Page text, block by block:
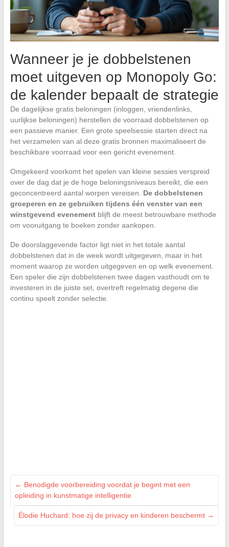
Wanneer je je dobbelstenen
moet uitgeven op Monopoly Go:
de kalender bepaalt de strategie
De dagelijkse gratis beloningen (inloggen, vriendenlinks,
uurlijkse beloningen) herstellen de voorraad dobbelstenen op
een passieve manier. Een grote speelsessie starten direct na
het verzamelen van al deze gratis bronnen maximaliseert de
beschikbare voorraad voor een gericht evenement.
Omgekeerd voorkomt het spelen van kleine sessies verspreid
over de dag dat je de hoge beloningsniveaus bereikt, die een
geconcentreerd aantal worpen vereisen. De dobbelstenen
groeperen en ze gebruiken tijdens één venster van een
winstgevend evenementblijft de meest betrouwbare methode
om vooruitgang te boeken zonder aankopen.
De doorslaggevende factor ligt niet in het totale aantal
dobbelstenen dat in de week wordt uitgegeven, maar in het
moment waarop ze worden uitgegeven en op welk evenement.
Een speler die zijn dobbelstenen twee dagen vasthoudt om te
investeren in de juiste set, overtreft regelmatig degene die
continu speelt zonder selectie.
← Benodigde voorbereiding voordat je begint met een
opleiding in kunstmatige intelligentie
Élodie Huchard: hoe zij de privacy en kinderen beschermt →